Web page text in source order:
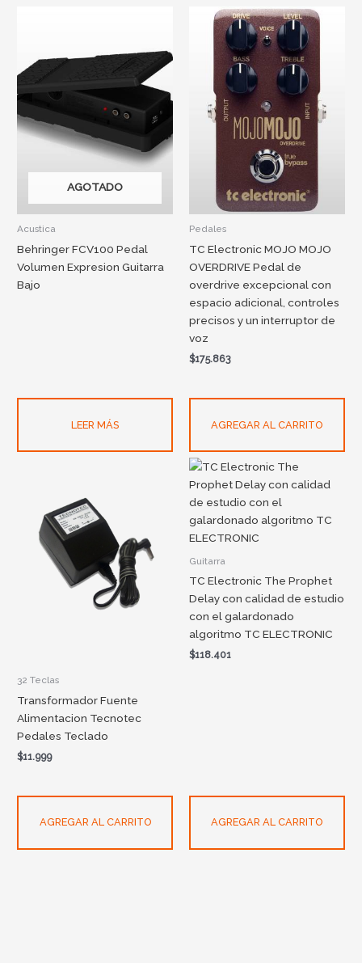
AGOTADO
Acustica
Behringer FCV100 Pedal
Volumen Expresion Guitarra
Bajo
LEER MÁS
Pedales
TC Electronic MOJO MOJO
OVERDRIVE Pedal de
overdrive excepcional con
espacio adicional, controles
precisos y un interruptor de
voz
$175.863
AGREGAR AL CARRITO
32 Teclas
Transformador Fuente
Alimentacion Tecnotec
Pedales Teclado
$11.999
AGREGAR AL CARRITO
Guitarra
TC Electronic The Prophet
Delay con calidad de estudio
con el galardonado
algoritmo TC ELECTRONIC
$118.401
AGREGAR AL CARRITO